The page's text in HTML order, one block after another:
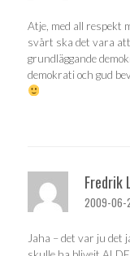
Atje, med all respekt
svårt ska det vara
grundläggande
demokrati och gud
Fredrik
2009-06-
Jaha – det var ju det